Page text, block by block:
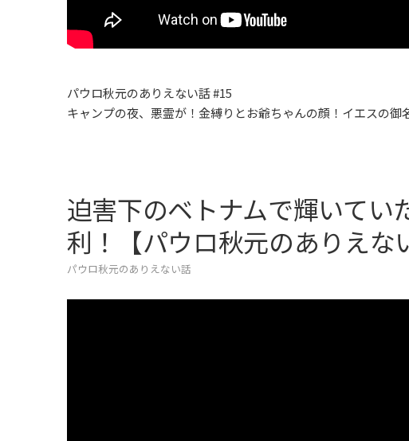
パウロ秋元のありえない話 #15
キャンプの夜、悪霊が！金縛りとお爺ちゃんの顔！イエスの御
迫害下のベトナムで輝いてい
利！【パウロ秋元のありえな
パウロ秋元のありえない話